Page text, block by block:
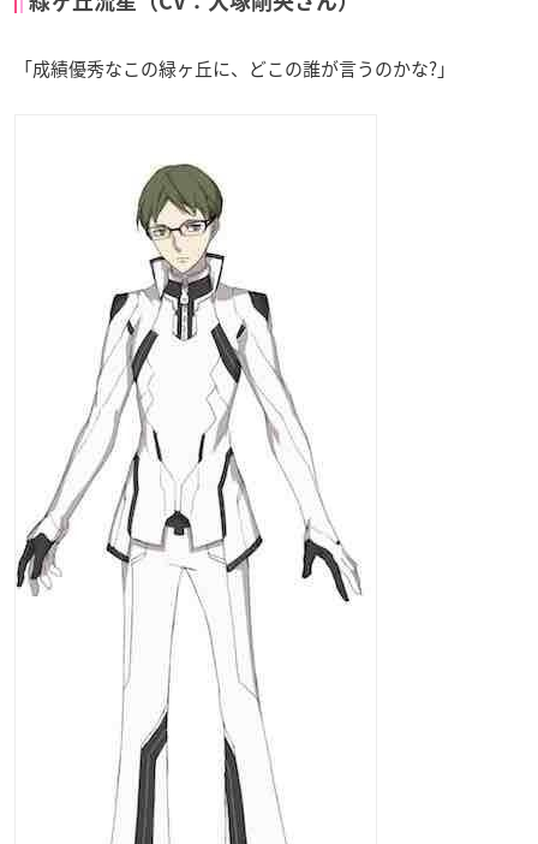
「成績優秀なこの緑ヶ丘に、どこの誰が言うのかな?」